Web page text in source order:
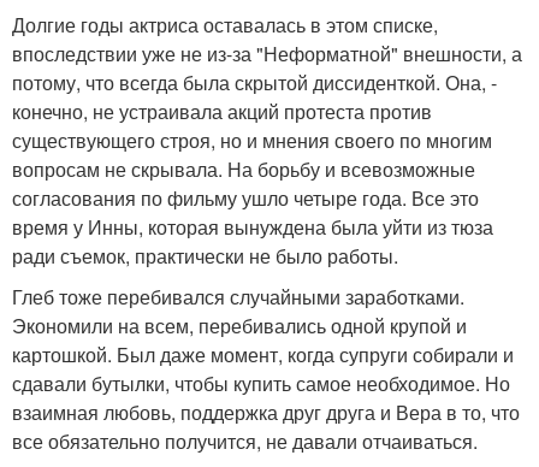
Долгие годы актриса оставалась в этом списке,
впоследствии уже не из-за "Неформатной" внешности, а
потому, что всегда была скрытой диссиденткой. Она, -
конечно, не устраивала акций протеста против
существующего строя, но и мнения своего по многим
вопросам не скрывала. На борьбу и всевозможные
согласования по фильму ушло четыре года. Все это
время у Инны, которая вынуждена была уйти из тюза
ради съемок, практически не было работы.
Глеб тоже перебивался случайными заработками.
Экономили на всем, перебивались одной крупой и
картошкой. Был даже момент, когда супруги собирали и
сдавали бутылки, чтобы купить самое необходимое. Но
взаимная любовь, поддержка друг друга и Вера в то, что
все обязательно получится, не давали отчаиваться.